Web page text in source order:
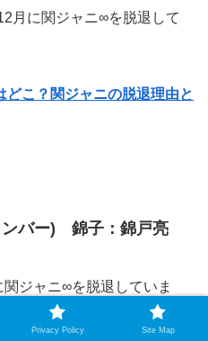
月に関ジャニ∞を脱退して
こ？関ジャニの脱退理由と
ンバー) 錦子：錦戸亮
ジャニ∞を脱退していま
Privacy Policy Site Map